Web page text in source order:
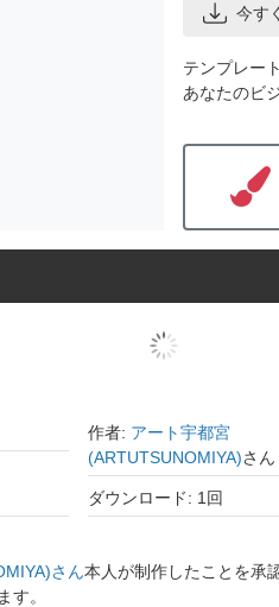
今す
テンプレー
あなたのビ
作者: アート宇都宮
(ARTUTSUNOMIYA)さん
ダウンロード: 1回
さん本人が制作したことを承
す。